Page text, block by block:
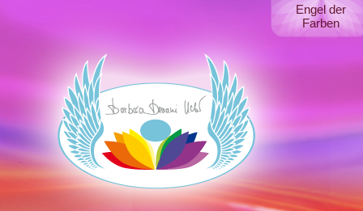
Engel der
Farben